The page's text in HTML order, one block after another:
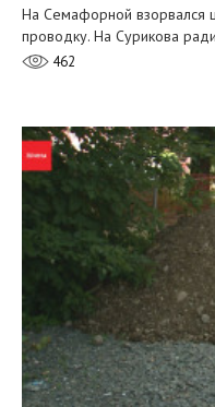
На Семафорной взорвался
проводку. На Сурикова
462